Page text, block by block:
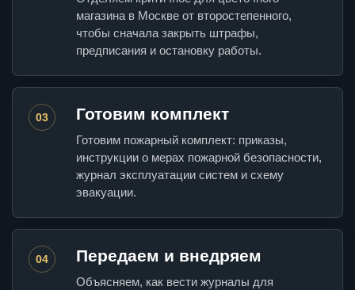
магазина в Москве от второстепенного,
чтобы сначала закрыть штрафы,
предписания и остановку работы.
03 Готовим комплект
Готовим пожарный комплект: приказы,
инструкции о мерах пожарной безопасности,
журнал эксплуатации систем и схему
эвакуации.
04 Передаем и внедряем
Объясняем, как вести журналы для